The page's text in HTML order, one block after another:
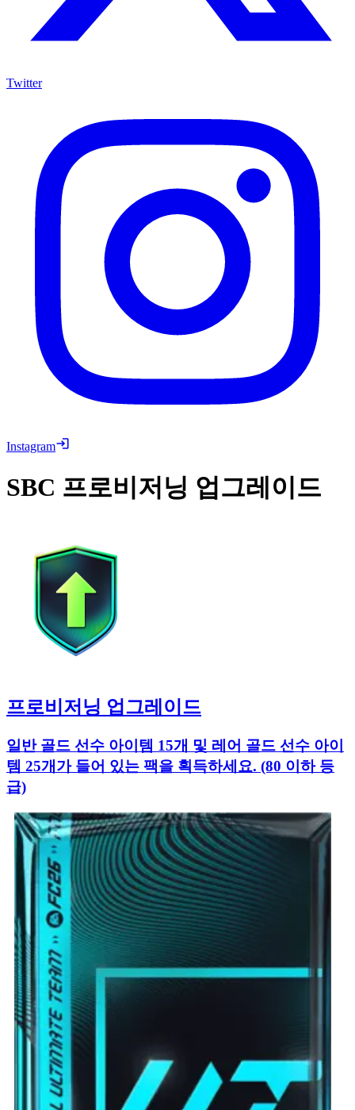
Twitter
Instagram
SBC 프로비저닝 업그레이드
프로비저닝 업그레이드
일반 골드 선수 아이템 15개 및 레어 골드 선수 아이
템 25개가 들어 있는 팩을 획득하세요. (80 이하 등
급)